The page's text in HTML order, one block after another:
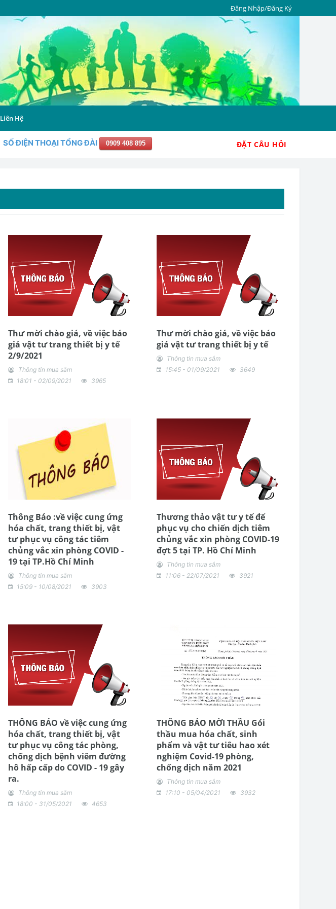
Đăng Nhập/Đăng Ký
Liên Hệ
SỐ ĐIỆN THOẠI TỔNG ĐÀI 0909 408 895 ĐẶT CÂU HỎI
Thư mời chào giá, về việc báo
giá vật tư trang thiết bị y tế
2/9/2021
Thông tin mua sắm
18:01 - 02/09/2021
3965
Thư mời chào giá, về việc báo
giá vật tư trang thiết bị y tế
Thông tin mua sắm
15:45 - 01/09/2021
3649
Thông Báo :về việc cung ứng
hóa chất, trang thiết bị, vật
tư phục vụ công tác tiêm
chủng vắc xin phòng COVID -
19 tại TP.Hồ Chí Minh
Thông tin mua sắm
15:09 - 10/08/2021
3903
Thương thảo vật tư y tế để
phục vụ cho chiến dịch tiêm
chủng vắc xin phòng COVID-19
đợt 5 tại TP. Hồ Chí Minh
Thông tin mua sắm
11:06 - 22/07/2021
3921
THÔNG BÁO về việc cung ứng
hóa chất, trang thiết bị, vật
tư phục vụ công tác phòng,
chống dịch bệnh viêm đường
hô hấp cấp do COVID - 19 gây
ra.
Thông tin mua sắm
18:00 - 31/05/2021
4653
THÔNG BÁO MỜI THẦU Gói
thầu mua hóa chất, sinh
phẩm và vật tư tiêu hao xét
nghiệm Covid-19 phòng,
chống dịch năm 2021
Thông tin mua sắm
17:10 - 05/04/2021
3932